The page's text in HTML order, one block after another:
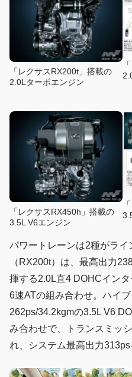
「レクサスRX200t」搭載の
2.0Lターボエンジン
「レクサスRX450h」搭載の
3.5L V6エンジン
パワートレーンは2種がラ
（RX200t）は、最高出力
揮する2.0L直4 DOHCイン
6速ATの組み合わせ。ハイ
262ps/34.2kgmの3.5L V6
み合わせで、トランスミッ
れ、システム最高出力313ps